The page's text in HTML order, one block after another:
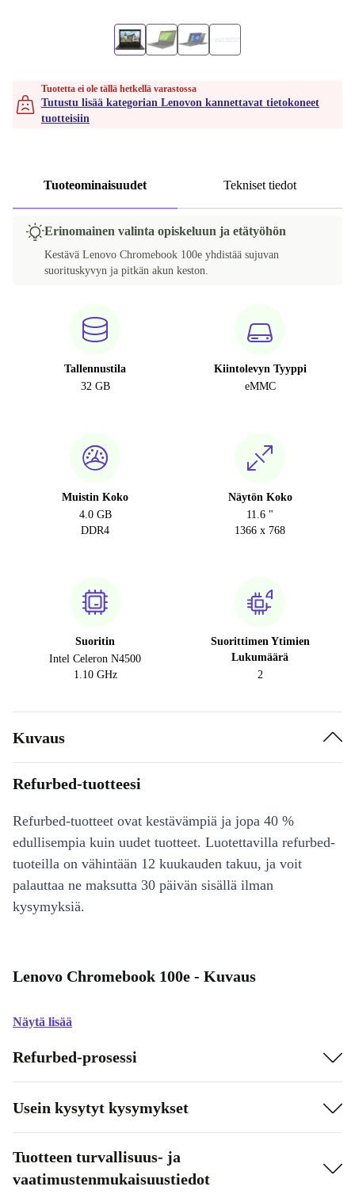
Tuotetta ei ole tällä hetkellä varastossa
Tutustu lisää kategorian Lenovon kannettavat tietokoneet
tuotteisiin
Tuoteominaisuudet Tekniset tiedot
Erinomainen valinta opiskeluun ja etätyöhön
Kestävä Lenovo Chromebook 100e yhdistää sujuvan
suorituskyvyn ja pitkän akun keston.
Tallennustila
32 GB
Kiintolevyn Tyyppi
eMMC
Muistin Koko
4.0 GB
DDR4
Näytön Koko
11.6 "
1366 x 768
Suoritin
Intel Celeron N4500
1.10 GHz
Suorittimen Ytimien
Lukumäärä
2
Kuvaus
Refurbed-tuotteesi
Refurbed-tuotteet ovat kestävämpiä ja jopa 40 %
edullisempia kuin uudet tuotteet. Luotettavilla refurbed-
tuoteilla on vähintään 12 kuukauden takuu, ja voit
palauttaa ne maksutta 30 päivän sisällä ilman
kysymyksiä.
Lenovo Chromebook 100e - Kuvaus
Näytä lisää
Refurbed-prosessi
Usein kysytyt kysymykset
Tuotteen turvallisuus- ja
vaatimustenmukaisuustiedot